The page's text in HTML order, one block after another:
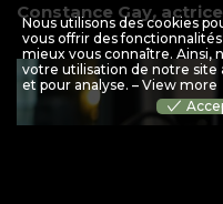
Constance Gay, actrice
Nous utilisons des cookies
vous offrir des
mieux vous connaître. Ainsi,
votre utilisation de notre site
et pour analyse. – View more